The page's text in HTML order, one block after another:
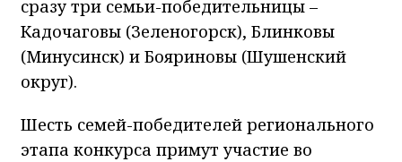
сразу три семьи-победительницы –
Кадочаговы (Зеленогорск), Блинковы
(Минусинск) и Бояриновы (Шушенский
округ).
Шесть семей-победителей регионального
этапа конкурса примут участие во